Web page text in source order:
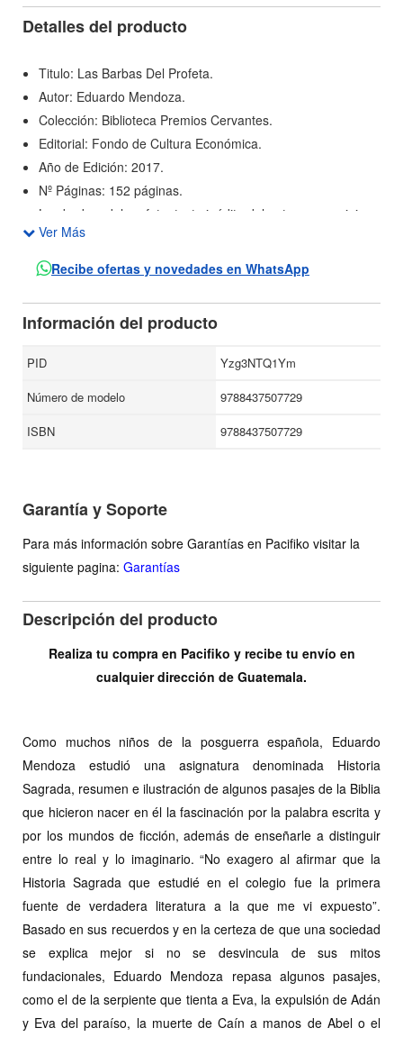
Detalles del producto
Titulo: Las Barbas Del Profeta.
Autor: Eduardo Mendoza.
Colección: Biblioteca Premios Cervantes.
Editorial: Fondo de Cultura Económica.
Año de Edición: 2017.
Nº Páginas: 152 páginas.
Las barbas del profeta, texto inédito del autor, es un viaje a
la tierra de José y sus hermanos, de Salomón, de la Torre
de Babel o de Jonás, de la mano de un escritor que paga
seguir siendo lo que ahora es.
Ver Más
Recibe ofertas y novedades en WhatsApp
Información del producto
PID
Yzg3NTQ1Ym
Número de modelo
9788437507729
ISBN
9788437507729
Garantía y Soporte
Para más información sobre Garantías en Pacifiko visitar la
siguiente pagina: Garantías
Descripción del producto
Realiza tu compra en Pacifiko y recibe tu envío en
cualquier dirección de Guatemala.
Como muchos niños de la posguerra española, Eduardo
Mendoza estudió una asignatura denominada Historia
Sagrada, resumen e ilustración de algunos pasajes de la Biblia
que hicieron nacer en él la fascinación por la palabra escrita y
por los mundos de ficción, además de enseñarle a distinguir
entre lo real y lo imaginario. “No exagero al afirmar que la
Historia Sagrada que estudié en el colegio fue la primera
fuente de verdadera literatura a la que me vi expuesto”.
Basado en sus recuerdos y en la certeza de que una sociedad
se explica mejor si no se desvincula de sus mitos
fundacionales, Eduardo Mendoza repasa algunos pasajes,
como el de la serpiente que tienta a Eva, la expulsión de Adán
y Eva del paraíso, la muerte de Caín a manos de Abel o el